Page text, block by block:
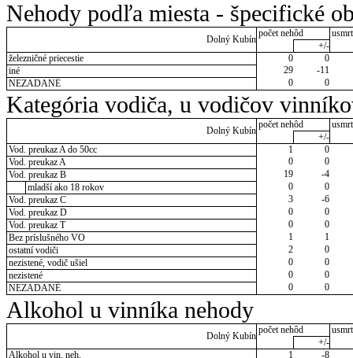
Nehody podľa miesta - špecifické
Dolný Kubín
počet nehôd
+/-
železničné priecestie
0
0
iné
29
-11
NEZADANÉ
0 0
Kategória vodiča, u vodičov
Dolný Kubín
počet nehôd
+/-
Vod. preukaz A do 50cc
1
0
Vod. preukaz A
0
0
Vod. preukaz B
19
-4
mladší ako 18 rokov
0
0
Vod. preukaz C
3
-6
Vod. preukaz D
0
0
Vod. preukaz T
0
0
Bez príslušného VO
1
1
ostatní vodiči
2
0
nezistené, vodič ušiel
0
0
nezistené
0
0
NEZADANÉ
0 0
Alkohol u vinníka nehody
Dolný Kubín
počet nehôd
+/-
Alkohol u vin. neh.
1
-8